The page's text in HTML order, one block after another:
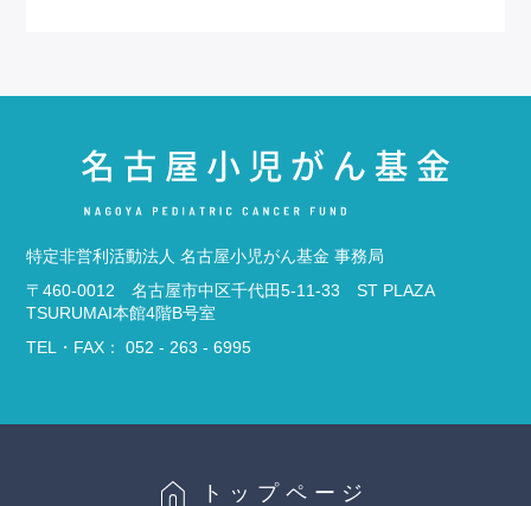
特定非営利活動法人 名古屋小児がん基金 事務局
〒460-0012 名古屋市中区千代田5-11-33 ST PLAZA
TSURUMAI本館4階B号室
TEL・FAX： 052 - 263 - 6995
トップページ